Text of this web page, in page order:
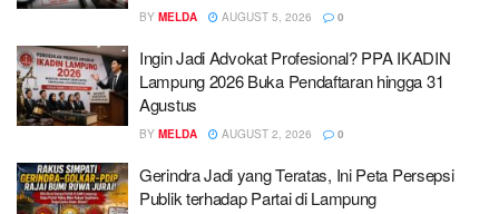
BY MELDA AUGUST 5, 2026 0
Ingin Jadi Advokat Profesional? PPA IKADIN
Lampung 2026 Buka Pendaftaran hingga 31
Agustus
BY MELDA AUGUST 2, 2026 0
Gerindra Jadi yang Teratas, Ini Peta Persepsi
Publik terhadap Partai di Lampung